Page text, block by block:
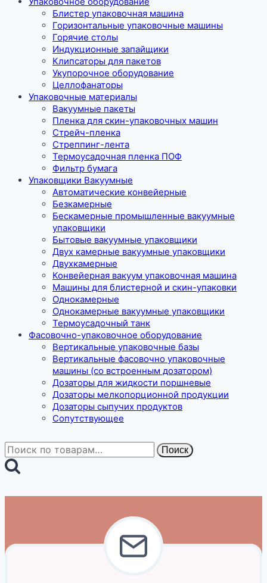
Блистер упаковочная машина
Горизонтальные упаковочные машины
Горячие столы
Индукционные запайщики
Клипсаторы для пакетов
Укупорочное оборудование
Целлофанаторы
Упаковочные материалы
Вакуумные пакеты
Пленка для скин-упаковочных машин
Стрейч-пленка
Стреппинг-лента
Термоусадочная пленка ПОФ
Фильтр бумага
Упаковщики Вакуумные
Автоматические конвейерные
Безкамерные
Бескамерные промышленные вакуумные
упаковщики
Бытовые вакуумные упаковщики
Двух камерные вакуумные упаковщики
Двухкамерные
Конвейерная вакуум упаковочная машина
Машины для блистерной и скин-упаковки
Однокамерные
Однокамерные вакуумные упаковщики
Термоусадочный танк
Фасовочно-упаковочное оборудование
Вертикальные упаковочные базы
Вертикальные фасовочно упаковочные
машины (со встроенным дозатором)
Дозаторы для жидкости поршневые
Дозаторы мелкопорционной продукции
Дозаторы сыпучих продуктов
Сопутствующее
Искать: Поиск